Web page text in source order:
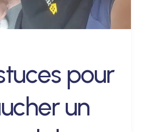
pour
un